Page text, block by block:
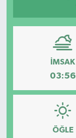
İMSAK
03:56
ÖĞLE